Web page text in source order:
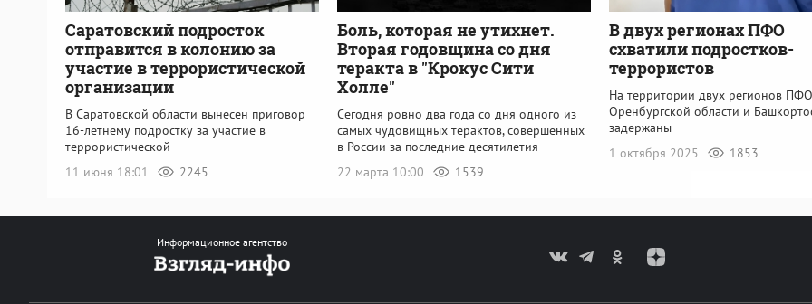
Саратовский подросток
отправится в колонию за
участие в террористической
организации
В Саратовской области вынесен приговор
16-летнему подростку за участие в
террористической
11 июня 18:01
2245
Боль, которая не утихнет.
Вторая годовщина со дня
теракта в "Крокус Сити
Холле"
Сегодня ровно два года со дня одного из
самых чудовищных терактов, совершенных
в России за последние десятилетия
22 марта 10:00
1539
В двух регионах ПФО
схватили подростков-
террористов
На территории двух регионов
Оренбургской области и
задержаны
1 октября 2025
1853
Информационное агентство